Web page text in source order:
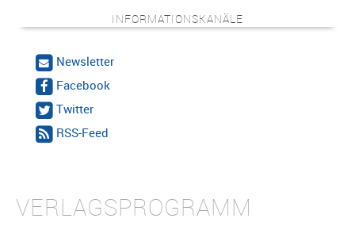
INFORMATIONSKANÄLE
Newsletter
Facebook
Twitter
RSS-Feed
VERLAGSPROGRAMM